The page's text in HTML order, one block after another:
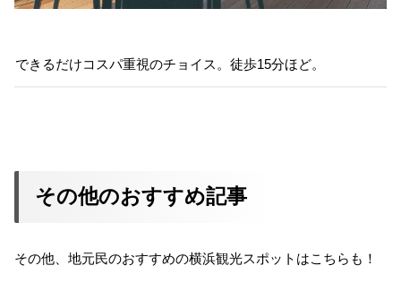
できるだけコスパ重視のチョイス。徒歩15分ほど。
その他のおすすめ記事
その他、地元民のおすすめの横浜観光スポットはこちらも！